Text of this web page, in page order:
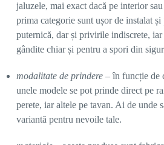
jaluzele, mai exact dacă pe interior
prima categorie sunt ușor de instalat
puternică, dar și privirile indiscrete,
gândite chiar și pentru a spori din
modalitate de prindere – în funcție de
unele modele se pot prinde direct pe
perete, iar altele pe tavan. Ai de unde
variantă pentru nevoile tale.